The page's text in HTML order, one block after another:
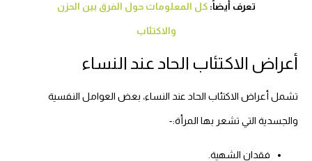
تعرف أيضاً:كل المعلومات حول الفرق بين الحزن
والاكتئاب
أعراض الاكتئاب الحاد عند النساء
تشمل أعراض الاكتئاب الحاد عند النساء، بعض العوامل النفسية
والجسدية التي تشعر بها المرأة:-
فقدان الشهية.